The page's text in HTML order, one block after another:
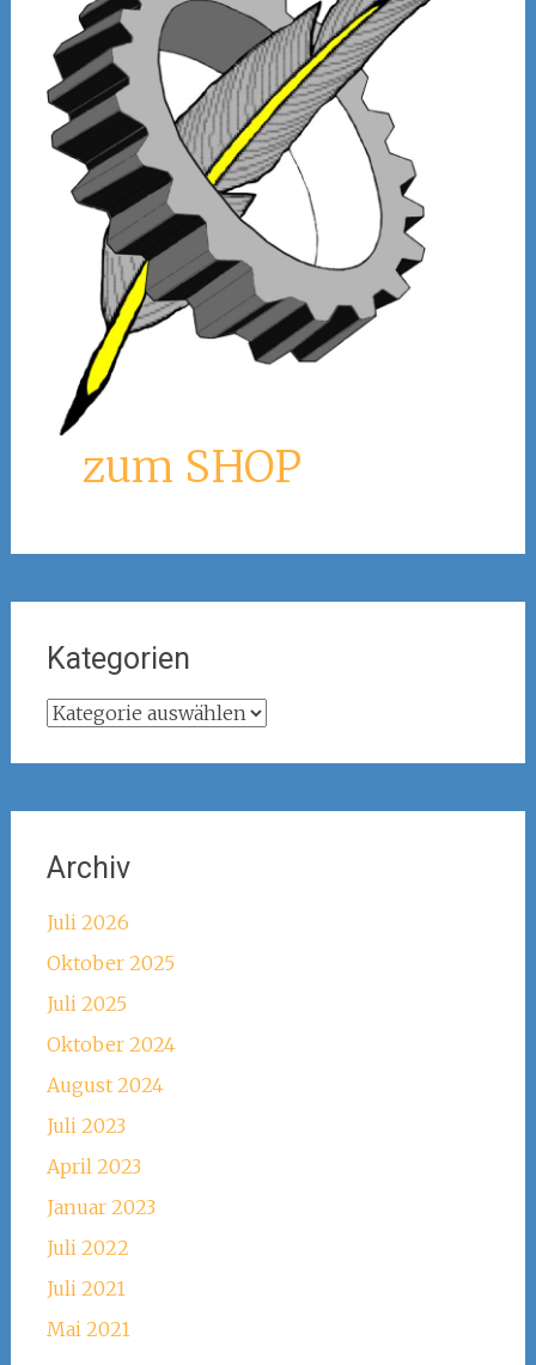
zum SHOP
Kategorien
Kategorien
Archiv
Juli 2026
Oktober 2025
Juli 2025
Oktober 2024
August 2024
Juli 2023
April 2023
Januar 2023
Juli 2022
Juli 2021
Mai 2021